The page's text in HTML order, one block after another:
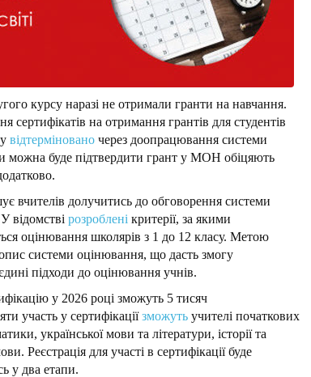
курсу наразі не отримали гранти на навчання.
сертифікатів на отримання грантів для студентів
відтерміновано через доопрацювання системи
буде підтвердити грант у МОН обіцяють
вчителів долучитись до обговорення системи
відомстві розроблені критерії, за якими
оцінювання школярів з 1 до 12 класу. Метою
системи оцінювання, що дасть змогу
підходи до оцінювання учнів.
у 2026 році зможуть 5 тисяч
участь у сертифікаціїзможуть учителі початкових
української мови та літератури, історії та
Реєстрація для участі в сертифікації буде
у два етапи.